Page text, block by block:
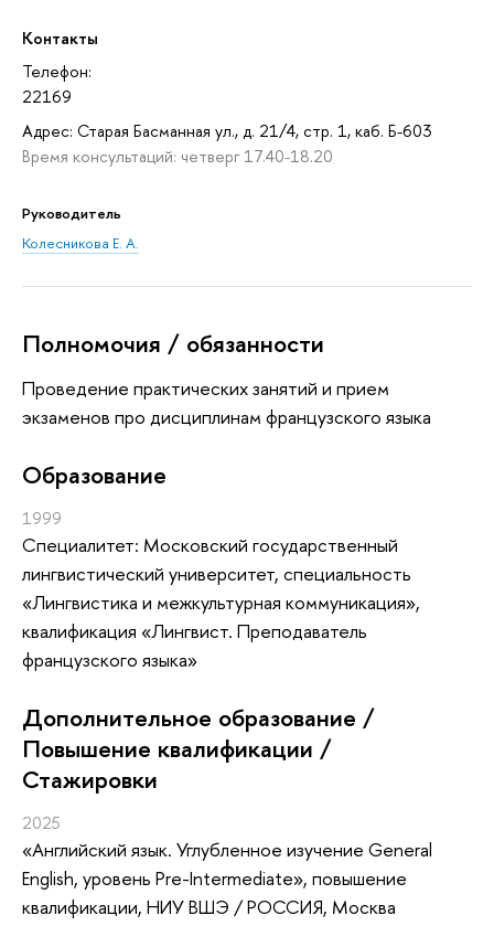
Контакты
Телефон:
22169
Адрес: Старая Басманная ул., д. 21/4, стр. 1, каб. Б-603
Время консультаций: четверг 17.40-18.20
Руководитель
Колесникова Е. А.
Полномочия / обязанности
Проведение практических занятий и прием
экзаменов про дисциплинам французского языка
Oбразование
1999
Специалитет: Московский государственный
лингвистический университет, специальность
«Лингвистика и межкультурная коммуникация»,
квалификация «Лингвист. Преподаватель
французского языка»
Дополнительное образование /
Повышение квалификации /
Стажировки
2025
«Английский язык. Углубленное изучение General
English, уровень Pre-Intermediate», повышение
квалификации, НИУ ВШЭ / РОССИЯ, Москва